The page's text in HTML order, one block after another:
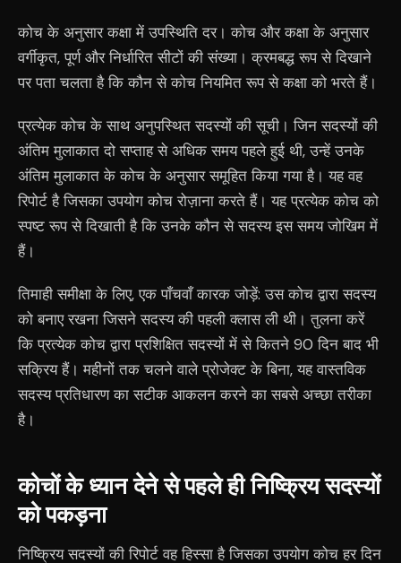
कोच के अनुसार कक्षा में उपस्थिति दर। कोच और कक्षा के अनुसार
वर्गीकृत, पूर्ण और निर्धारित सीटों की संख्या। क्रमबद्ध रूप से दिखाने
पर पता चलता है कि कौन से कोच नियमित रूप से कक्षा को भरते हैं।
प्रत्येक कोच के साथ अनुपस्थित सदस्यों की सूची। जिन सदस्यों की
अंतिम मुलाकात दो सप्ताह से अधिक समय पहले हुई थी, उन्हें उनके
अंतिम मुलाकात के कोच के अनुसार समूहित किया गया है। यह वह
रिपोर्ट है जिसका उपयोग कोच रोज़ाना करते हैं। यह प्रत्येक कोच को
स्पष्ट रूप से दिखाती है कि उनके कौन से सदस्य इस समय जोखिम में
हैं।
तिमाही समीक्षा के लिए, एक पाँचवाँ कारक जोड़ें: उस कोच द्वारा सदस्य
को बनाए रखना जिसने सदस्य की पहली क्लास ली थी। तुलना करें
कि प्रत्येक कोच द्वारा प्रशिक्षित सदस्यों में से कितने 90 दिन बाद भी
सक्रिय हैं। महीनों तक चलने वाले प्रोजेक्ट के बिना, यह वास्तविक
सदस्य प्रतिधारण का सटीक आकलन करने का सबसे अच्छा तरीका
है।
कोचों के ध्यान देने से पहले ही निष्क्रिय सदस्यों
को पकड़ना
निष्क्रिय सदस्यों की रिपोर्ट वह हिस्सा है जिसका उपयोग कोच हर दिन